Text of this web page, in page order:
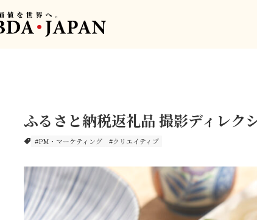
ふるさと納税返礼品 撮影ディレク
#PM・マーケティング #クリエイティブ